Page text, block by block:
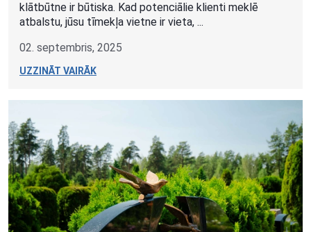
klātbūtne ir būtiska. Kad potenciālie klienti meklē
atbalstu, jūsu tīmekļa vietne ir vieta, ...
02. septembris, 2025
UZZINĀT VAIRĀK